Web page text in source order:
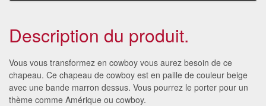
Description du produit.
Vous vous transformez en cowboy vous aurez besoin de ce
chapeau. Ce chapeau de cowboy est en paille de couleur beige
avec une bande marron dessus. Vous pourrez le porter pour un
thème comme Amérique ou cowboy.